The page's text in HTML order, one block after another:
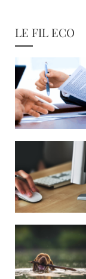
LE FIL ECO